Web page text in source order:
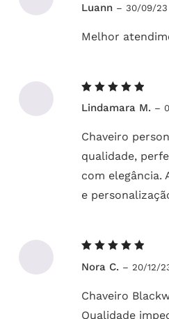
5de 5
Luann – 30/09/23
Melhor
5de 5
Lindamara M. –
Chaveiro
qualidade,
com elegância.
e
5de 5
Nora C. – 20/12/
Chaveiro
Qualidade